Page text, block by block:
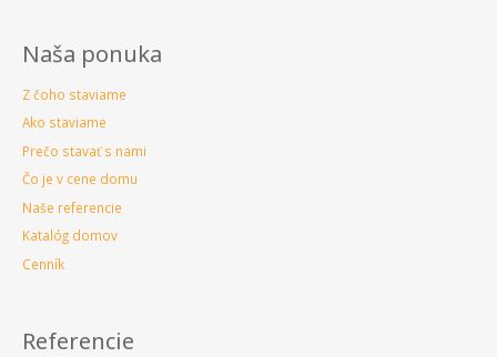
Naša ponuka
Z čoho staviame
Ako staviame
Prečo stavať s nami
Čo je v cene domu
Naše referencie
Katalóg domov
Cenník
Referencie